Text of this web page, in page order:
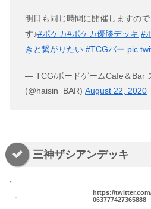
明日も同じ時間に開催しますの
す♪#ポケカ#ポケカ優勝デッキ #
きと繋がりたい #TCGバー
— TCG/ボードゲームCafe＆Bar
(@haisin_BAR)August 22, 2020
三神ザシアンデッキ
https://twitter.com/
063777427365888